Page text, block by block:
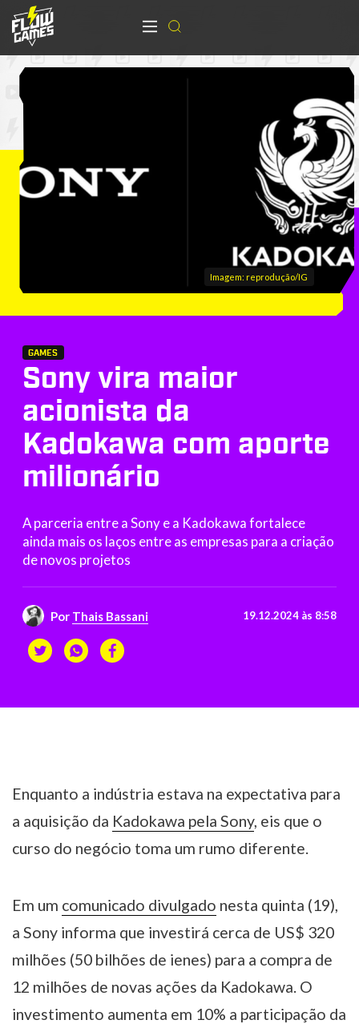
Imagem: reprodução/IG
GAMES
Sony vira maior
acionista da
Kadokawa com aporte
milionário
A parceria entre a Sony e a Kadokawa fortalece
ainda mais os laços entre as empresas para a criação
de novos projetos
Por Thais Bassani 19.12.2024 às 8:58
Enquanto a indústria estava na expectativa para
a aquisição da Kadokawa pela Sony, eis que o
curso do negócio toma um rumo diferente.
Em um comunicado divulgado nesta quinta (19),
a Sony informa que investirá cerca de US$ 320
milhões (50 bilhões de ienes) para a compra de
12 milhões de novas ações da Kadokawa. O
investimento aumenta em 10% a participação da